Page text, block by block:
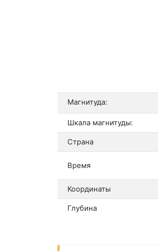
Магнитуда:
Шкала магнитуды:
Страна
Время
Координаты
Глубина